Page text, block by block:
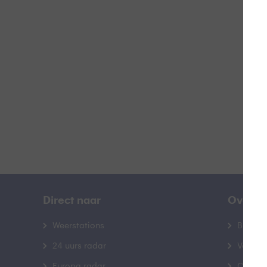
Direct naar
Weerstations
24 uurs radar
Over